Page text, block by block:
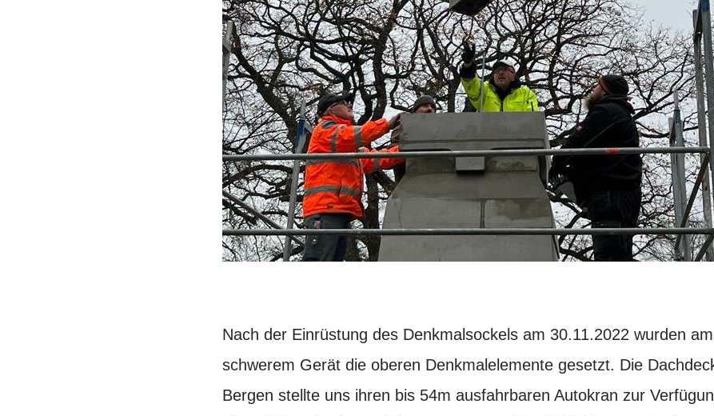
Nach der Einrüstung des Denkmalsockels am 30.11.2022 wurden
schwerem Gerät die oberen Denkmalelemente gesetzt. Die
Bergen stellte uns ihren bis 54m ausfahrbaren Autokran zur